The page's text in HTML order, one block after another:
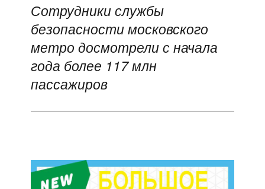
Следующая
запись:
Сотрудники службы
безопасности московского
метро досмотрели с начала
года более 117 млн
пассажиров